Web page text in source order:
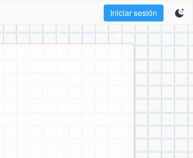
Iniciar sesión